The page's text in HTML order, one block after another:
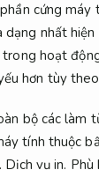
cứng
dạng nhất
hoạt
hơn tùy
bộ các làm
tính thuộc
Dịch vụ in. Phù